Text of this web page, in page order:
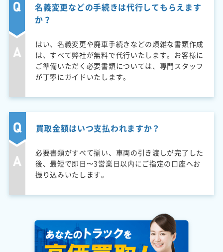
名義変更などの手続きは代行してもらえます
か？
はい、名義変更や廃車手続きなどの煩雑な書類作成
は、すべて弊社が無料で代行いたします。お客様に
ご準備いただく必要書類については、専門スタッフ
が丁寧にガイドいたします。
買取金額はいつ支払われますか？
必要書類がすべて揃い、車両の引き渡しが完了した
後、最短で即日〜3営業日以内にご指定の口座へお
振り込みいたします。